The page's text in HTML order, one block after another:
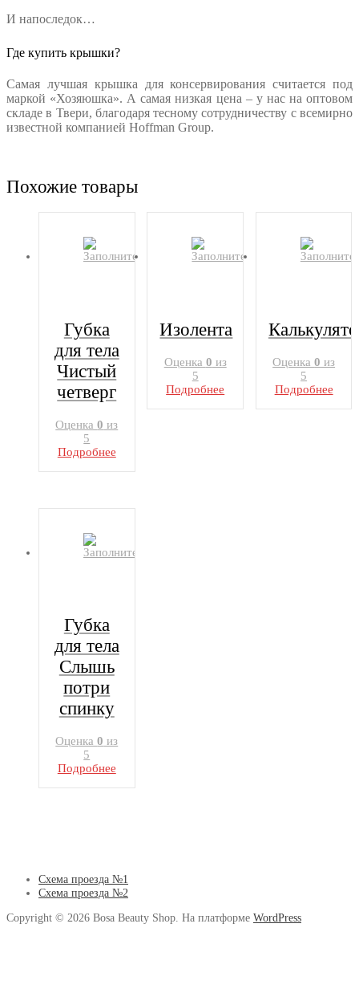
И напоследок…
Где купить крышки?
Самая лучшая крышка для консервирования считается под
маркой «Хозяюшка». А самая низкая цена – у нас на оптовом
складе в Твери, благодаря тесному сотрудничеству с всемирно
известной компанией Hoffman Group.
Похожие товары
Губка
для тела
Чистый
четверг
Оценка0 из
5
Подробнее
Изолента
Оценка 0 из
5
Подробнее
Оценка0 из
5
Подробнее
Губка
для тела
Слышь
потри
спинку
Оценка0 из
5
Подробнее
Схема проезда №1
Схема проезда №2
Copyright © 2026 Bosa Beauty Shop. На платформе WordPress